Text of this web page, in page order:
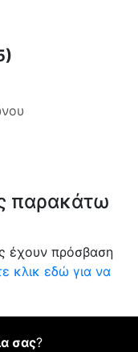
παρακάτω
έχουν πρόσβαση
κλικ εδώ για να
σας?